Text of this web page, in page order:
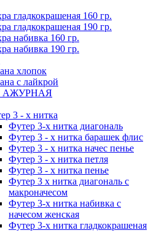
гладкокрашеная 160 гр.
гладкокрашеная 190 гр.
набивка 160 гр.
набивка 190 гр.
хлопок
с лайкрой
АЖУРНАЯ
3 - х нитка
Футер 3-х нитка диагональ
Футер 3 - х нитка барашек флис
Футер 3 - х нитка начес пенье
Футер 3 - х нитка петля
Футер 3 - х нитка пенье
Футер 3 х нитка диагональ с
макроначесом
Футер 3-х нитка набивка с
начесом женская
Футер 3-х нитка гладкокрашеная